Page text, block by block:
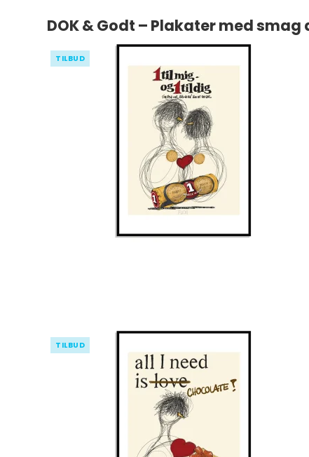
DOK & Godt – Plakater med
TILBUD
TILBUD